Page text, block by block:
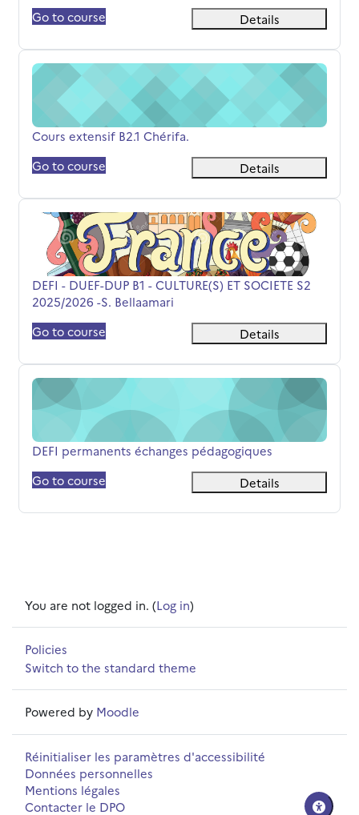
Go to course
Details
Cours extensif B2.1 Chérifa.
Course name
Cours extensif B2.1 Chérifa.
Go to course
Details
DEFI - DUEF-DUP B1 - CULTURE(S) ET SOCIETE S2
Course name
DEFI - DUEF-DUP B1 - CULTURE(S) ET SOCIETE S2
2025/2026 -S. Bellaamari
Go to course
Details
DEFI permanents échanges pédagogiques
Course name
DEFI permanents échanges pédagogiques
Go to course
Details
You are not logged in. (Log in)
Policies
Switch to the standard theme
Powered by Moodle
Réinitialiser les paramètres d'accessibilité
Données personnelles
Mentions légales
Contacter le DPO